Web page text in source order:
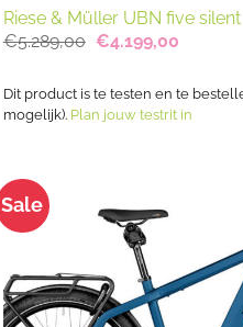
Riese & Müller UBN five silent
€5.289,00 Oorspronkelijke
€5.289,00.
€4.199,00Huidige
Dit product is te testen en te
mogelijk). Plan jouw testrit in
Sale